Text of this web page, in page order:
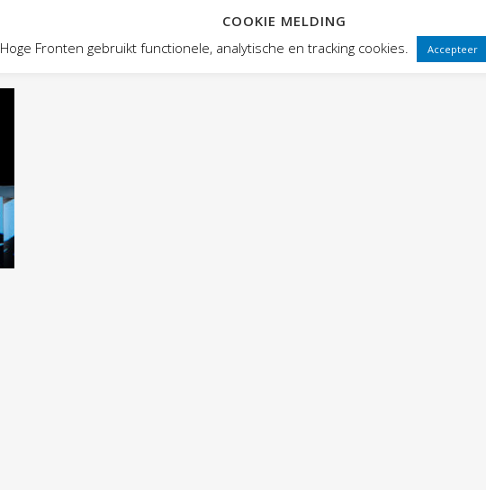
VOORSTELLINGEN PUBLIEKSWERKING
COOKIE MELDING
Hoge Fronten gebruikt functionele, analytische en tracking cookies.
Accepteer